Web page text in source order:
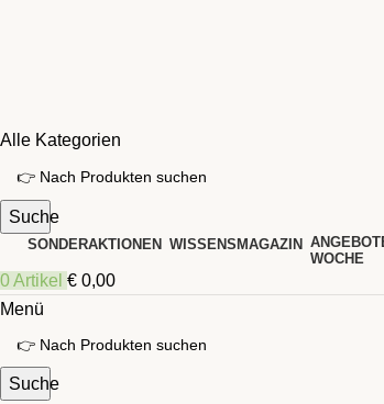
Alle Kategorien
Suche
SONDERAKTIONEN WISSENSMAGAZIN
WOCHE
0Artikel € 0,00
Menü
Suche